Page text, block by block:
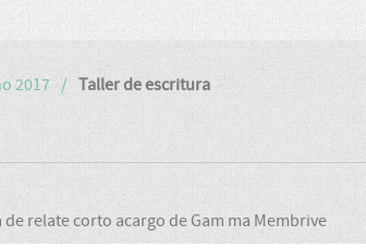
2017 Taller de escritura
relate corto acargo de Gam­ ma Membrive